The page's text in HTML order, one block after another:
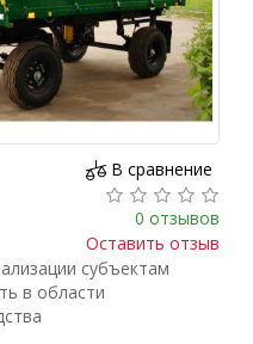
В сравнение
0 отзывов
Оставить отзыв
субъектам
в области